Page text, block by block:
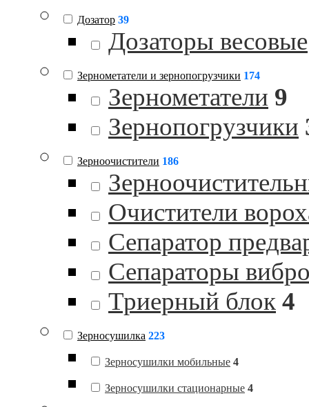
Дозатор 39
Дозаторы весовые
Зернометатели и зернопогрузчики 174
Зернометатели 9
Зернопогрузчики
Зерноочистители 186
Очистители
Сепаратор
Сепараторы
Триерный блок 4
Зерносушилка 223
Зерносушилки мобильные 4
Зерносушилки стационарные 4